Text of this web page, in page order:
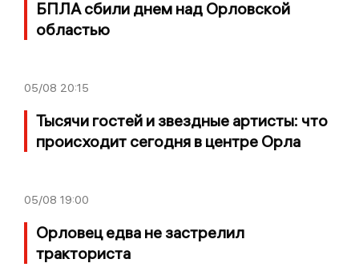
БПЛА сбили днем над Орловской
областью
05/08 20:15
Тысячи гостей и звездные артисты: что
происходит сегодня в центре Орла
05/08 19:00
Орловец едва не застрелил
тракториста